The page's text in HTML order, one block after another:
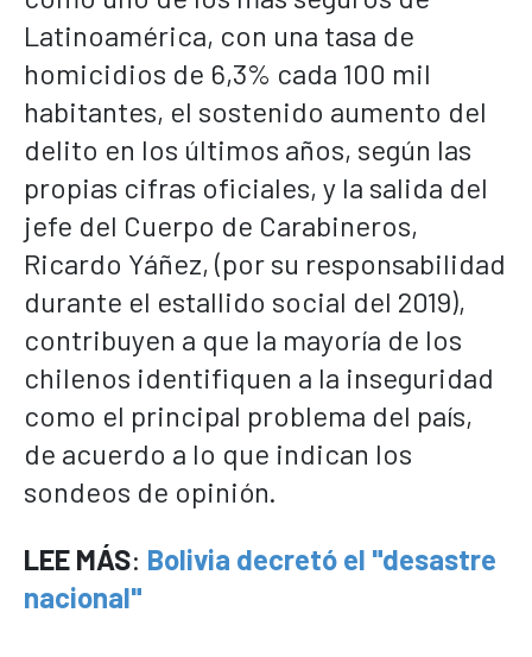
Latinoamérica, con una tasa de
homicidios de 6,3% cada 100 mil
habitantes, el sostenido aumento del
delito en los últimos años, según las
propias cifras oficiales, y la salida del
jefe del Cuerpo de Carabineros,
Ricardo Yáñez, (por su responsabilidad
durante el estallido social del 2019),
contribuyen a que la mayoría de los
chilenos identifiquen a la inseguridad
como el principal problema del país,
de acuerdo a lo que indican los
sondeos de opinión.
LEE MÁS: Bolivia decretó el "desastre
nacional"